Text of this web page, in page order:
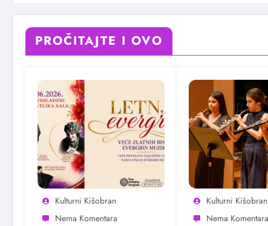
PROČITAJTE I OVO
Kulturni Kišobran Kulturni Kišobran